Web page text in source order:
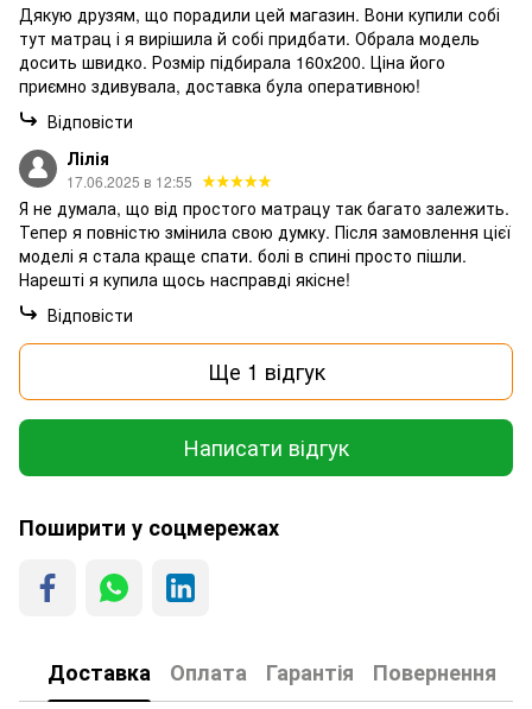
Дякую друзям, що порадили цей магазин. Вони купили собі
тут матрац і я вирішила й собі придбати. Обрала модель
досить швидко. Розмір підбирала 160х200. Ціна його
приємно здивувала, доставка була оперативною!
Відповісти
Лілія
17.06.2025 в 12:55
Я не думала, що від простого матрацу так багато залежить.
Тепер я повністю змінила свою думку. Після замовлення цієї
моделі я стала краще спати. болі в спині просто пішли.
Нарешті я купила щось насправді якісне!
Відповісти
Ще 1 відгук
Написати відгук
Поширити у соцмережах
Доставка Оплата Гарантія Повернення